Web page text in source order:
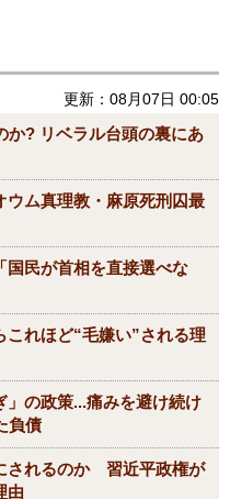
更新：08月07日 00:05
か? リベラル台頭の裏にあ
ム真理教・麻原死刑囚最
国民が首相を直接選べな
これほど“毛嫌い”される理
の政策...痛みを避け続け
負債
されるのか 習近平政権が
由